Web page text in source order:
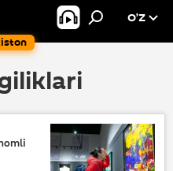
O’Z